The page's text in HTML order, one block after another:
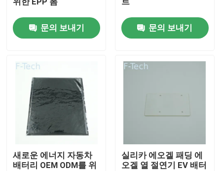
우리 에 관한 것
공장 투어
품질 관리
저희와 연락
뉴스
사건
문의 보내기 문의 보내기
새로운 에너지 자동차
배터리 OEM ODM를 위
실리카 에오겔 패딩 에
오겔 열 절연기 EV 배터